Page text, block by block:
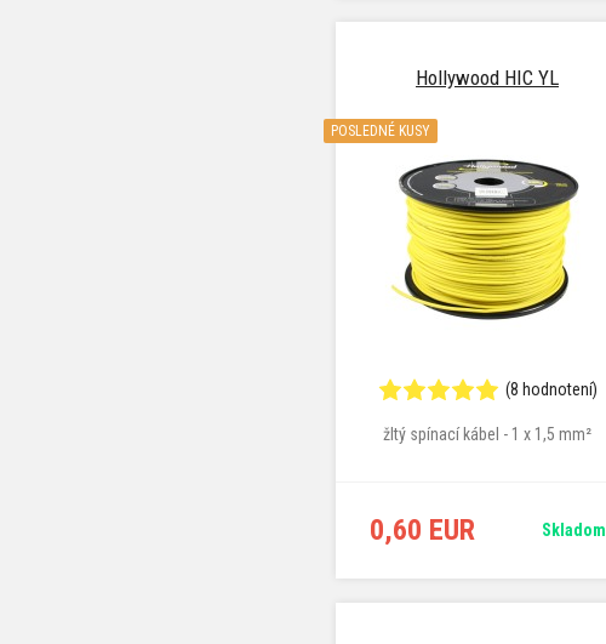
Hollywood HIC YL
POSLEDNÉ KUSY
(8 hodnotení)
žltý spínací kábel - 1 x 1,5 mm²
0,60 EUR Skladom